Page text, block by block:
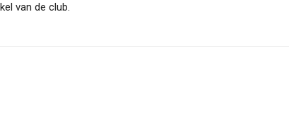
van de club.